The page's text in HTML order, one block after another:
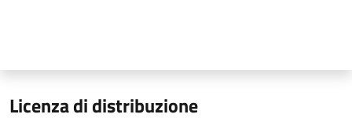
Licenza di distribuzione